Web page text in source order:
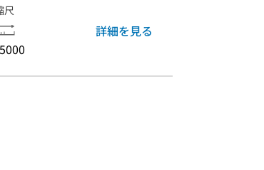
尺
詳細を見る